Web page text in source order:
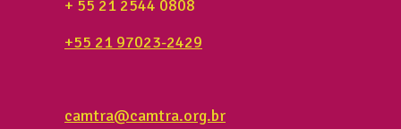
+ 55 21 2544 0808
+55 21 97023-2429
camtra@camtra.org.br